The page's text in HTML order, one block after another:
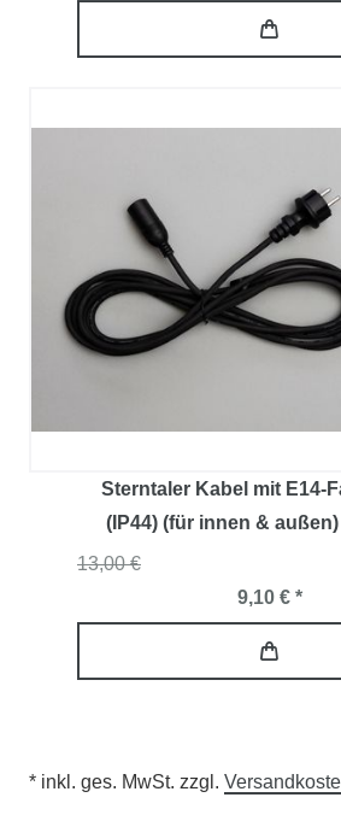
Sterntaler Kabel mit E14-
(IP44) (für innen &
13,00 €
9,10 € *
* inkl. ges. MwSt. zzgl.